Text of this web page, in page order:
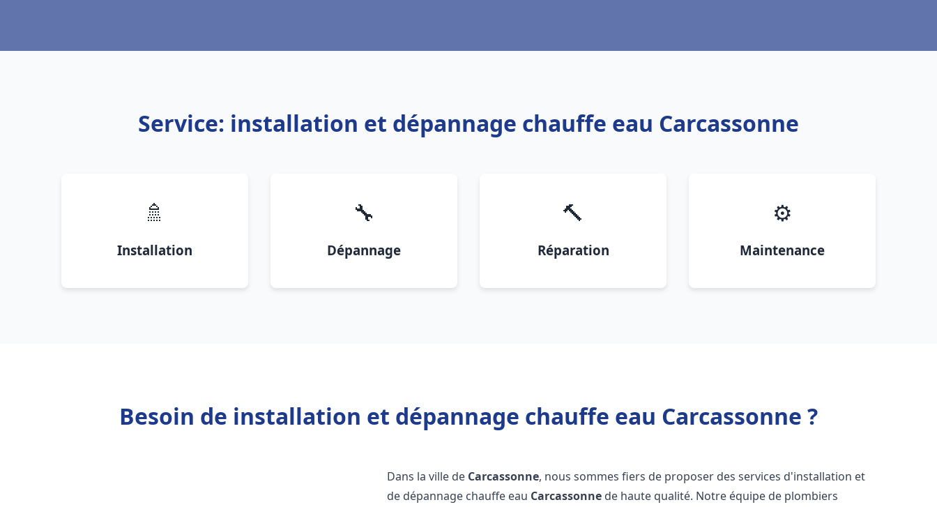
Service: installation et dépannage chauffe eau Carcassonne
🚿
Installation
🔧
Dépannage
🔨
Réparation
⚙️
Maintenance
Besoin de installation et dépannage chauffe eau Carcassonne ?
Dans la ville de Carcassonne, nous sommes fiers de proposer des services d'installation et
de dépannage chauffe eau Carcassonne de haute qualité. Notre équipe de plombiers